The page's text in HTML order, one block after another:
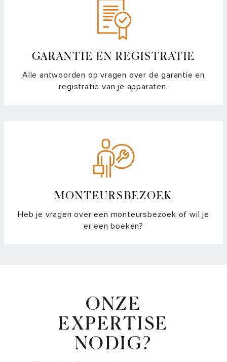
Bluetooth connectie activeren
Het lukt niet om de kookplaat te koppelen met de Hestan
Hoe kook ik met de stopwatch- en timerfunctie?
Hoe stel ik het geluidsvolume van de touch bediening in?
Hoe werkt de pan verplaatsfunctie?
Hoe wissel ik van graden naar standen?
Kan ik ook temperatuur gestuurd koken met normale
Slider bediening voor standaard koken met
vermogensniveaus
Waarom kan ik de probe of pan niet verbinden met de
GARANTIE EN REGISTRATIE
Alle antwoorden op vragen over de garantie en
registratie van je apparaten.
MONTEURSBEZOEK
Heb je vragen over een monteursbezoek of wil je
er een boeken?
ONZE
EXPERTISE
NODIG?